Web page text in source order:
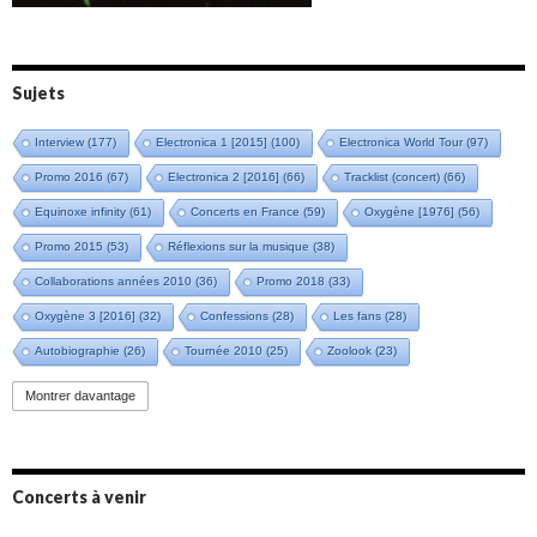
Sujets
Interview(177) Electronica 1 [2015] (100) Electronica World Tour(97)
Promo 2016 (67) Electronica 2 [2016] (66) Tracklist (concert) (66)
Equinoxe infinity(61) Concerts en France (59) Oxygène [1976] (56)
Promo 2015 (53) Réflexions sur la musique (38)
Collaborations années 2010 (36) Promo 2018 (33)
Oxygène 3 [2016] (32) Confessions (28) Les fans (28)
Autobiographie (26) Tournée 2010 (25) Zoolook (23)
Promo 2019(23)
Groupe de Recherche Musicale
Montrer davantage
Concerts à venir